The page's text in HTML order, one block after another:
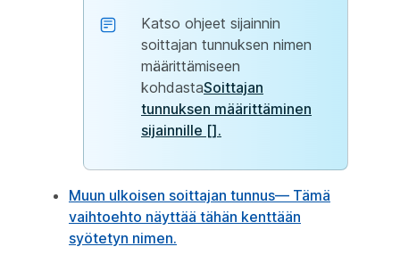
Katso ohjeet sijainnin
soittajan tunnuksen nimen
määrittämiseen
kohdastaSoittajan
tunnuksen määrittäminen
sijainnille [].
Muun ulkoisen soittajan tunnus— Tämä
vaihtoehto näyttää tähän kenttään
syötetyn nimen.